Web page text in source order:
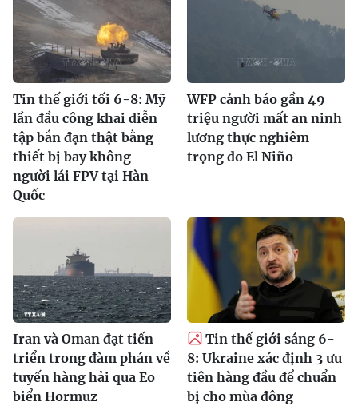
Tin thế giới tối 6-8: Mỹ
lần đầu công khai diễn
tập bắn đạn thật bằng
thiết bị bay không
người lái FPV tại Hàn
Quốc
WFP cảnh báo gần 49
triệu người mất an ninh
lương thực nghiêm
trọng do El Niño
Iran và Oman đạt tiến
triển trong đàm phán về
tuyến hàng hải qua Eo
biển Hormuz
Tin thế giới sáng 6-
8: Ukraine xác định 3 ưu
tiên hàng đầu để chuẩn
bị cho mùa đông